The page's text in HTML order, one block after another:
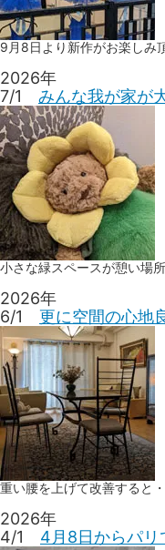
9月8日より新作がお楽しみ
2026年
7/1 みんな我が家が
小さな緑スペースが憩い場所
2026年
6/1 更に空間の心地
重い腰を上げて改善すると・
2026年
4/1 4月8日からパリ